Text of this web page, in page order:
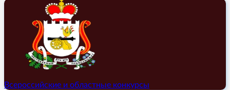
Всероссийские и областные конкурсы